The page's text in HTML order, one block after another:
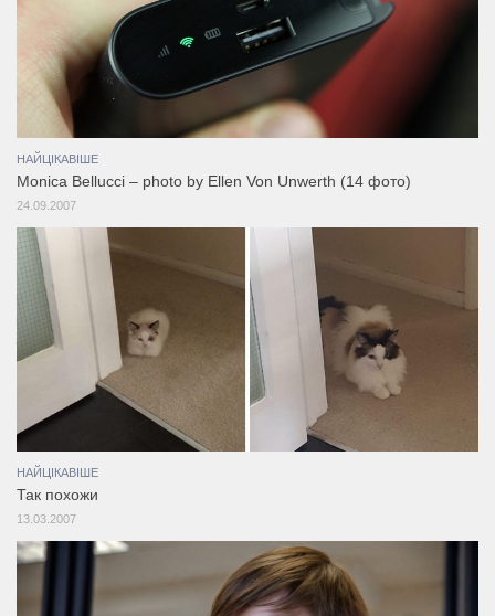
НАЙЦІКАВІШЕ
Monica Bellucci – photo by Ellen Von Unwerth (14 фото)
24.09.2007
НАЙЦІКАВІШЕ
Так похожи
13.03.2007